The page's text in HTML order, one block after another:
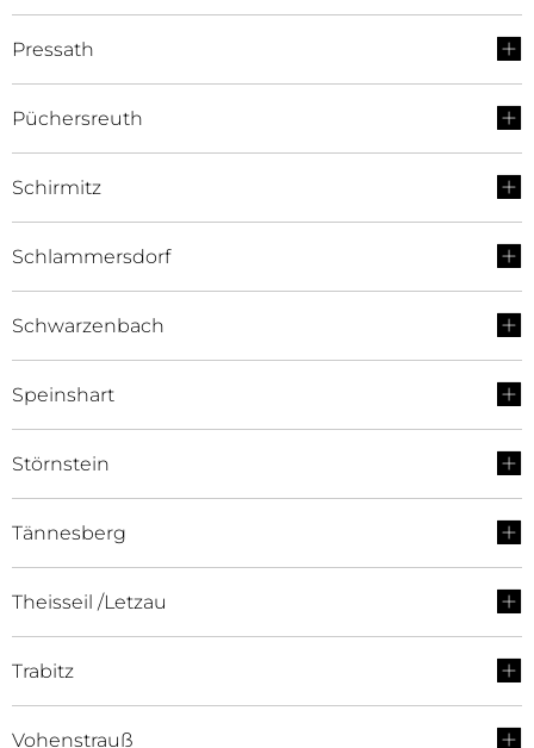
Pressath
Püchersreuth
Schirmitz
Schlammersdorf
Schwarzenbach
Speinshart
Störnstein
Tännesberg
Theisseil /Letzau
Trabitz
Vohenstrauß